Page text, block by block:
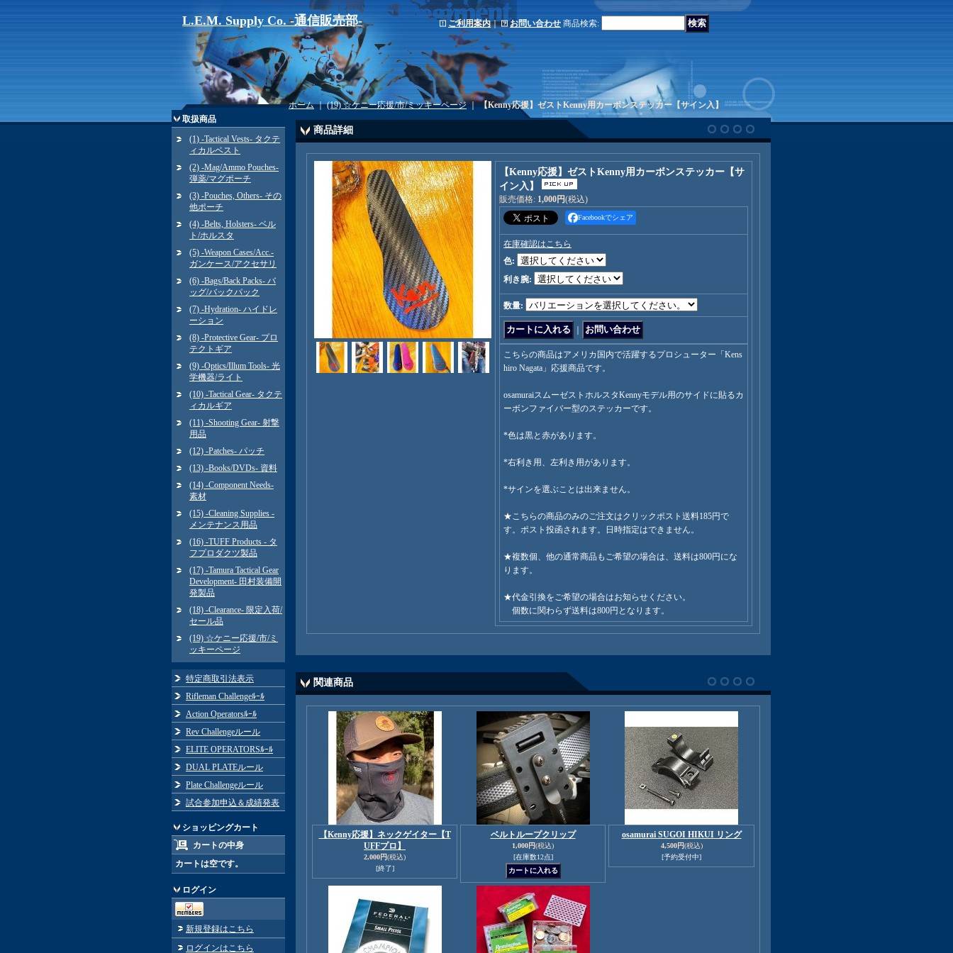
L.E.M. Supply Co. -通信販売部- ご利用案内｜ お問い合わせ 商品検索:
取扱商品
(1) -Tactical Vests- タクテ
ィカルベスト
(2) -Mag/Ammo Pouches-
弾薬/マグポーチ
(3) -Pouches, Others- その
他ポーチ
(4) -Belts, Holsters- ベル
ト/ホルスタ
(5) -Weapon Cases/Acc.-
ガンケース/アクセサリ
(6) -Bags/Back Packs- バ
ッグ/バックパック
(7) -Hydration- ハイドレ
ーション
(8) -Protective Gear- プロ
テクトギア
(9) -Optics/Illum Tools- 光
学機器/ライト
(10) -Tactical Gear- タクテ
ィカルギア
(11) -Shooting Gear- 射撃
用品
(12) -Patches- パッチ
(13) -Books/DVDs- 資料
(14) -Component Needs-
素材
(15) -Cleaning Supplies -
メンテナンス用品
(16) -TUFF Products - タ
フプロダクツ製品
(17) -Tamura Tactical Gear
Development- 田村装備開
発製品
(18) -Clearance- 限定入荷/
セール品
(19) ☆ケニー応援/市/ミ
ッキーページ
特定商取引法表示
Rifleman Challengeﾙｰﾙ
Action Operatorsﾙｰﾙ
Rev Challengeルール
ELITE OPERATORSﾙｰﾙ
DUAL PLATEルール
Plate Challengeルール
試合参加申込＆成績発表
ショッピングカート
カートの中身
カートは空です。
ログイン
新規登録はこちら
ログインはこちら
ホーム｜(19) ☆ケニー応援/市/ミッキーページ｜【Kenny応援】ゼストKenny用カーボンステッカー【サイン入】
商品詳細
【Kenny応援】ゼストKenny用カーボンステッカー【サ
イン入】
販売価格: 1,000円(税込)
Facebookでシェア
在庫確認はこちら
色:
利き腕:
数量:
こちらの商品はアメリカ国内で活躍するプロシューター「Kens
hiro Nagata」応援商品です。
osamuraiスムーゼストホルスタKennyモデル用のサイドに貼るカ
ーボンファイバー型のステッカーです。
*色は黒と赤があります。
*右利き用、左利き用があります。
*サインを選ぶことは出来ません。
★こちらの商品のみのご注文はクリックポスト送料185円で
す。ポスト投函されます。日時指定はできません。
★複数個、他の通常商品もご希望の場合は、送料は800円にな
ります。
★代金引換をご希望の場合はお知らせください。
個数に関わらず送料は800円となります。
関連商品
【Kenny応援】ネックゲイター【T
UFFプロ】
2,000円(税込)
[終了]
ベルトループクリップ
1,000円(税込)
[在庫数12点]
osamurai SUGOI HIKUI リング
4,500円(税込)
[予約受付中]